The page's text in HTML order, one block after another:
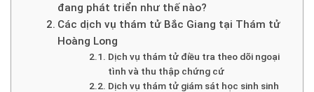
đang phát triển như thế nào?
Các dịch vụ thám tử Bắc Giang tại Thám tử
Hoàng Long
Dịch vụ thám tử điều tra theo dõi ngoại
tình và thu thập chứng cứ
Dịch vụ thám tử giám sát học sinh sinh